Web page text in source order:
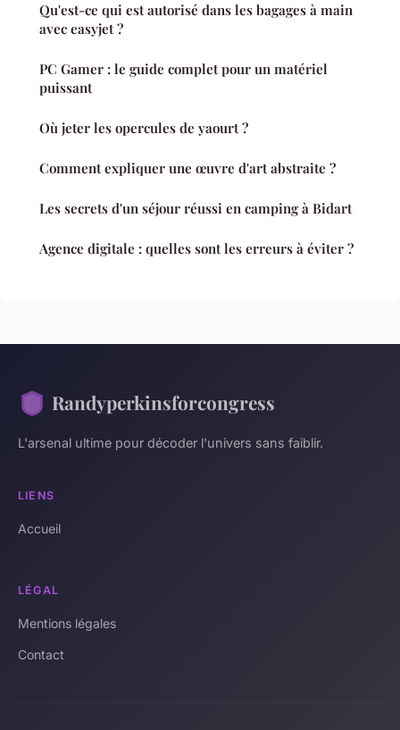
Qu'est-ce qui est autorisé dans les bagages à main
avec easyjet ?
PC Gamer : le guide complet pour un matériel
puissant
Où jeter les opercules de yaourt ?
Comment expliquer une œuvre d'art abstraite ?
Les secrets d'un séjour réussi en camping à Bidart
Agence digitale : quelles sont les erreurs à éviter ?
Randyperkinsforcongress
L'arsenal ultime pour décoder l'univers sans faiblir.
LIENS
Accueil
LÉGAL
Mentions légales
Contact